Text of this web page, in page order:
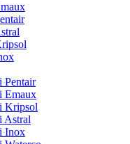
Pentair
Emaux
Kripsol
Astral
Inox